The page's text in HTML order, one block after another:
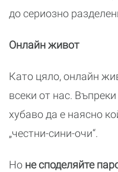
до сериозно
Онлайн живот
Като цяло, онлайн
всеки от нас.
хубаво да е наясно
„честни-сини-очи“.
Но не споделяйте